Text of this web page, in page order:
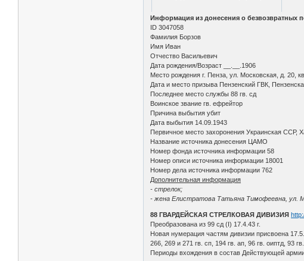
Информация из донесения о безвозвратных
ID 3047058
Фамилия Борзов
Имя Иван
Отчество Васильевич
Дата рождения/Возраст __.__.1906
Место рождения г. Пенза, ул. Московская, д. 20,
Дата и место призыва Пензенский ГВК,
Последнее место службы 88 гв. сд
Воинское звание гв. ефрейтор
Причина выбытия убит
Дата выбытия 14.09.1943
Первичное место захоронения Украинская ССР,
Название источника донесения ЦАМО
Номер фонда источника информации 58
Номер описи источника информации 18001
Номер дела источника информации 762
Дополнительная информация
- стрелок;
- жена Елистратова Татьяна Тимофеевна, ул.
88 ГВАРДЕЙСКАЯ СТРЕЛКОВАЯ ДИВИЗИЯ
Преобразована из 99 сд (I) 17.4.43 г.
Новая нумерация частям дивизии присвоена
266, 269 и 271 гв. сп, 194 гв. ап, 96 гв. оиптд, 93
Периоды вхождения в состав Действующей